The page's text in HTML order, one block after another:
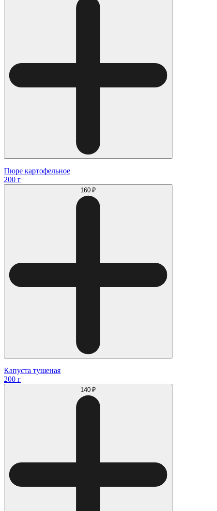
Пюре картофельное
200 г
160 ₽
Капуста тушеная
200 г
140 ₽